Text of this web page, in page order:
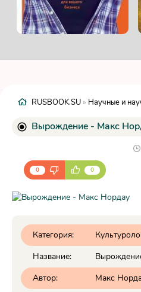
RUSBOOK.SU » Научные и
Вырождение - Макс
0 0
Категория:
Название:
Автор:
Макс